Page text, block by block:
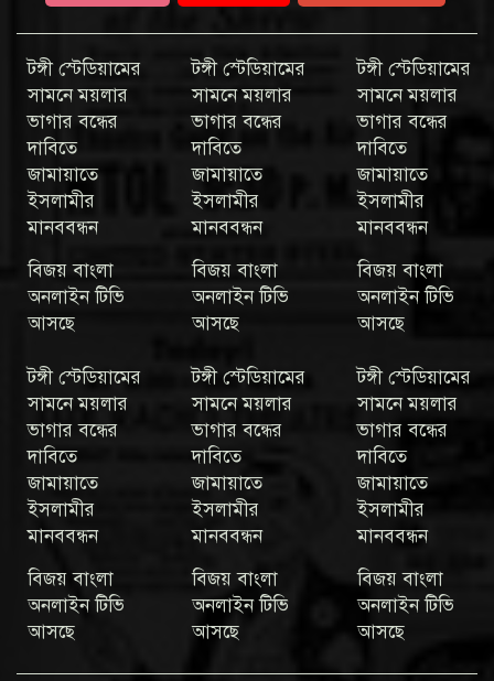
টঙ্গী স্টেডিয়ামের
সামনে ময়লার
ভাগার বন্ধের
দাবিতে
জামায়াতে
ইসলামীর
মানববন্ধন
বিজয় বাংলা
অনলাইন টিভি
আসছে
টঙ্গী স্টেডিয়ামের
সামনে ময়লার
ভাগার বন্ধের
দাবিতে
জামায়াতে
ইসলামীর
মানববন্ধন
বিজয় বাংলা
অনলাইন টিভি
আসছে
টঙ্গী স্টেডিয়ামের
সামনে ময়লার
ভাগার বন্ধের
দাবিতে
জামায়াতে
ইসলামীর
মানববন্ধন
বিজয় বাংলা
অনলাইন টিভি
আসছে
টঙ্গী স্টেডিয়ামের
সামনে ময়লার
ভাগার বন্ধের
দাবিতে
জামায়াতে
ইসলামীর
মানববন্ধন
বিজয় বাংলা
অনলাইন টিভি
আসছে
টঙ্গী স্টেডিয়ামের
সামনে ময়লার
ভাগার বন্ধের
দাবিতে
জামায়াতে
ইসলামীর
মানববন্ধন
বিজয় বাংলা
অনলাইন টিভি
আসছে
টঙ্গী স্টেডিয়ামের
সামনে ময়লার
ভাগার বন্ধের
দাবিতে
জামায়াতে
ইসলামীর
মানববন্ধন
বিজয় বাংলা
অনলাইন টিভি
আসছে